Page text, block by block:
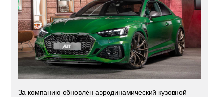
За компанию обновлён аэродинамический кузовной